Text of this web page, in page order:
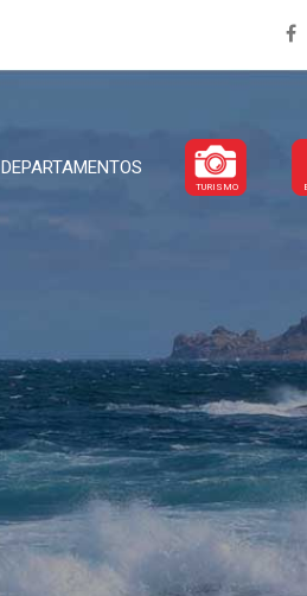
DEPARTAMENTOS
TURISMO